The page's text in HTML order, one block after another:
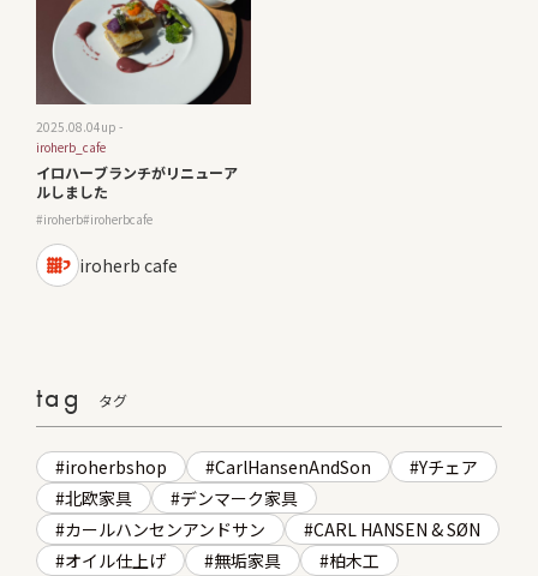
イロハーブランチがリニューア
ルしました
2025.08.04up -
iroherb_cafe
iroherb iroherbcafe
iroherb cafe
tag タグ
iroherbshop CarlHansenAndSon
Yチェア
北欧家具
デンマーク家具
カールハンセンアンドサン
CARL HANSEN & SØN
オイル仕上げ
無垢家具
柏木工